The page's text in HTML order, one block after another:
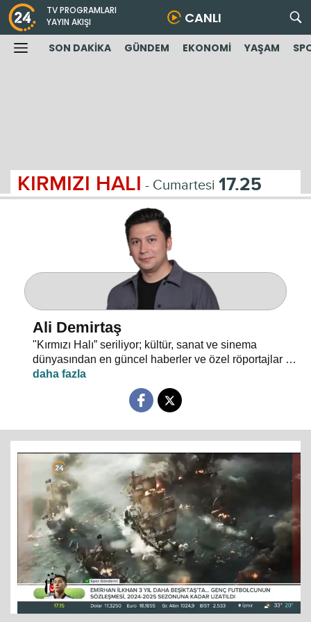
TV PROGRAMLARI
YAYIN AKIŞI
CANLI
SON DAKİKA GÜNDEM EKONOMİ YAŞAM
KIRMIZI HALI - Cumartesi 17.25
Ali Demirtaş
"Kırmızı Halı” seriliyor; kültür, sanat ve sinema
dünyasından en güncel haberler ve özel röportajlar 24
TV ekranından evlerinize konuk oluyor.